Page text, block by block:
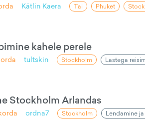
Kätlin Kaera Tai Phuket
kahele perele
tultskin Stockholm
Lastega
Stockholm Arlandas
ordna7 Stockholm Lendamine